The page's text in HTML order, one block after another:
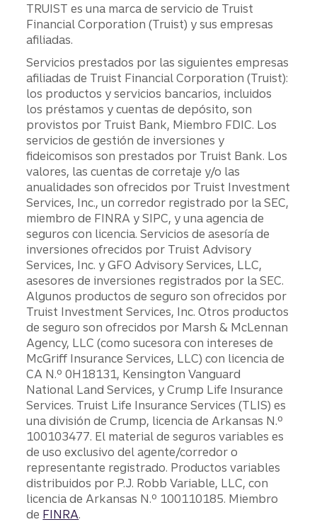
TRUIST es una marca de servicio de Truist
Financial Corporation (Truist) y sus empresas
afiliadas.
Servicios prestados por las siguientes empresas
afiliadas de Truist Financial Corporation (Truist):
los productos y servicios bancarios, incluidos
los préstamos y cuentas de depósito, son
provistos por Truist Bank, Miembro FDIC. Los
servicios de gestión de inversiones y
fideicomisos son prestados por Truist Bank. Los
valores, las cuentas de corretaje y/o las
anualidades son ofrecidos por Truist Investment
Services, Inc., un corredor registrado por la SEC,
miembro de FINRA y SIPC, y una agencia de
seguros con licencia. Servicios de asesoría de
inversiones ofrecidos por Truist Advisory
Services, Inc. y GFO Advisory Services, LLC,
asesores de inversiones registrados por la SEC.
Algunos productos de seguro son ofrecidos por
Truist Investment Services, Inc. Otros productos
de seguro son ofrecidos por Marsh & McLennan
Agency, LLC (como sucesora con intereses de
McGriff Insurance Services, LLC) con licencia de
CA N.º 0H18131, Kensington Vanguard
National Land Services, y Crump Life Insurance
Services. Truist Life Insurance Services (TLIS) es
una división de Crump, licencia de Arkansas N.º
100103477. El material de seguros variables es
de uso exclusivo del agente/corredor o
representante registrado. Productos variables
distribuidos por P.J. Robb Variable, LLC, con
licencia de Arkansas N.º 100110185. Miembro
de FINRA.